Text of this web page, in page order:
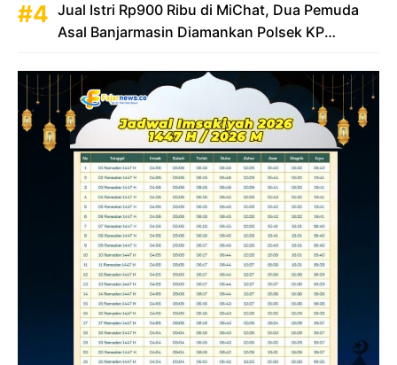
Jual Istri Rp900 Ribu di MiChat, Dua Pemuda
Asal Banjarmasin Diamankan Polsek KP